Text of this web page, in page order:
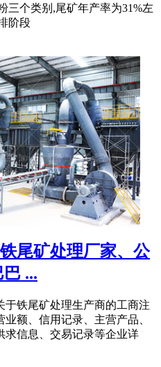
三个类别,尾矿年产率为31%左
阶段
尾矿处理厂家、公
...
于铁尾矿处理生产商的工商注
额、信用记录、主营产品、
求信息、交易记录等企业详